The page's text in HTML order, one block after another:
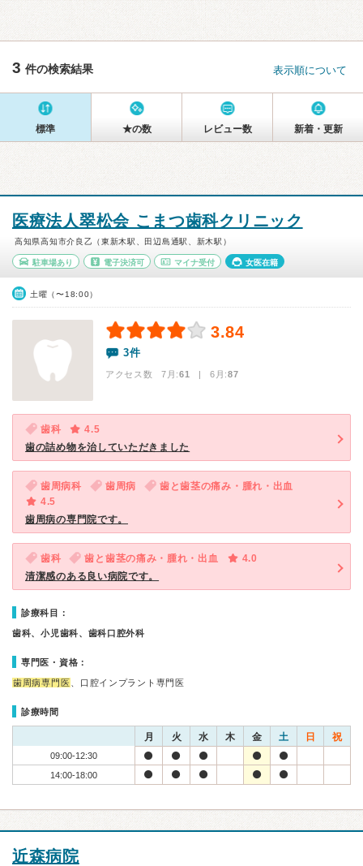
3 件の検索結果 表示順について
標準 ★の数 レビュー数 新着・更新
医療法人翠松会 こまつ歯科クリニック
高知県高知市介良乙（東新木駅、田辺島通駅、新木駅）
駐車場あり 電子決済可 マイナ受付 女医在籍
土曜（〜18:00）
3.84
3件
アクセス数 7月:61 | 6月:87
歯科
4.5
歯の詰め物を治していただきました
歯周病科 歯周病
歯と歯茎の痛み・腫れ・出血
4.5
歯周病の専門院です。
歯科 歯と歯茎の痛み・腫れ・出血
4.0
清潔感のある良い病院です。
診療科目：
歯科、小児歯科、歯科口腔外科
専門医・資格：
歯周病専門医 、口腔インプラント専門医
診療時間
月 火 水 木 金 土 日 祝
09:00-12:30
14:00-18:00
近森病院